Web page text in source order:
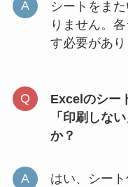
シートをま
りません。
す必要があり
Excelのシー
「印刷しな
か？
はい、シー